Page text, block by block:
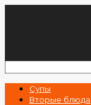
Супы
Вторые блюда